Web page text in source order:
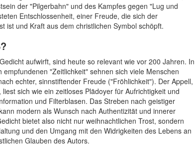
der "Pilgerbahn" und des Kampfes gegen "Lug und
Entschlossenheit, einer Freude, die sich der
ist und Kraft aus dem christlichen Symbol schöpft.
aufwirft, sind heute so relevant wie vor 200 Jahren. In
"Zeitlichkeit" sehnen sich viele Menschen
echter, sinnstiftender Freude ("Fröhlichkeit"). Der Appell,
sich wie ein zeitloses Plädoyer für Aufrichtigkeit und
und Filterblasen. Das Streben nach geistiger
modern als Wunsch nach Authentizität und innerer
bietet also nicht nur weihnachtlichen Trost, sondern
und den Umgang mit den Widrigkeiten des Lebens an
Glauben des Autors.